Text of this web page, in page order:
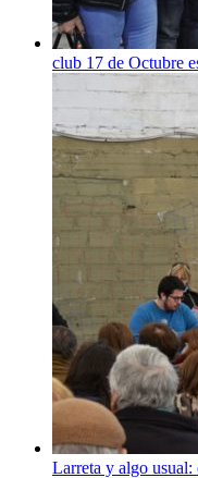
club 17 de Octubre
Larreta y algo